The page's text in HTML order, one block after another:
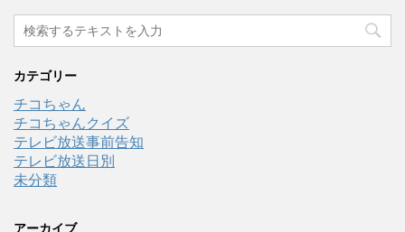
カテゴリー
チコちゃん
チコちゃんクイズ
テレビ放送事前告知
テレビ放送日別
未分類
アーカイブ